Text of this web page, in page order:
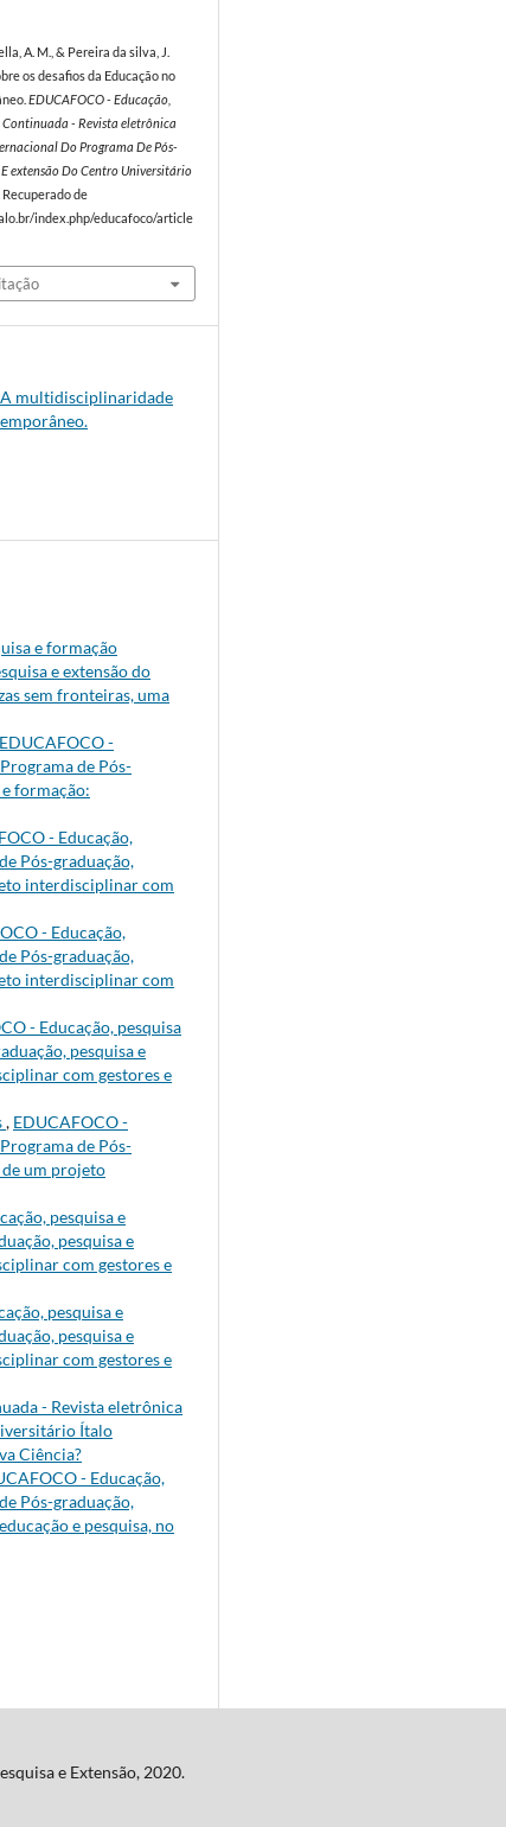
A. M., & Pereira da silva, J.
os desafios da Educação no
EDUCAFOCO - Educação,
Continuada - Revista eletrônica
Do Programa De Pós-
extensão Do Centro Universitário
Recuperado de
index.php/educafoco/article
A multidisciplinaridade
e formação
e extensão do
sem fronteiras, uma
EDUCAFOCO -
de Pós-
formação:
- Educação,
Pós-graduação,
interdisciplinar com
- Educação,
Pós-graduação,
interdisciplinar com
- Educação, pesquisa
pesquisa e
com gestores e
, EDUCAFOCO -
de Pós-
de um projeto
pesquisa e
pesquisa e
com gestores e
pesquisa e
pesquisa e
com gestores e
- Revista eletrônica
Ítalo
Ciência?
- Educação,
Pós-graduação,
e pesquisa, no
e Extensão, 2020.